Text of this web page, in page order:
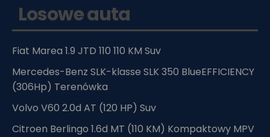
Losowe auta
Fiat Marea 1.9 JTD 110 110 KM Suv
Mercedes-Benz SLK-klasse SLK 350 BlueEFFICIENCY
(306Hp) Terenówka
Volvo V60 2.0d AT (120 HP) Suv
Citroen Berlingo 1.6d MT (110 KM) Kompaktowy MPV